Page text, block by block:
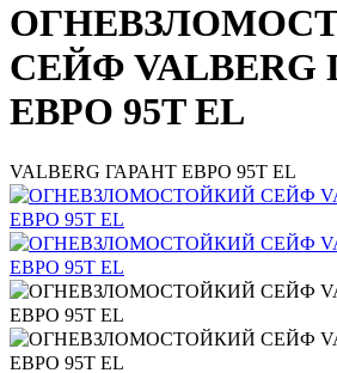
СЕЙФ VALBERG
ЕВРО 95T EL
VALBERG ГАРАНТ ЕВРО 95T EL